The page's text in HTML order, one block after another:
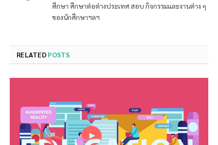
ศึกษา ศึกษาต่อต่างประเทศ สอบ กิจกรรมและงานต่าง ๆ
ของนักศึกษาฯลฯ
RELATED POSTS